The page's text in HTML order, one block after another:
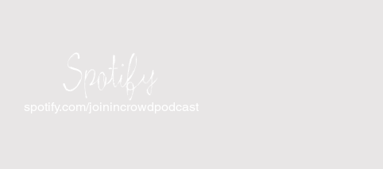
spotify.com/joinincrowdpodcast
Spotify